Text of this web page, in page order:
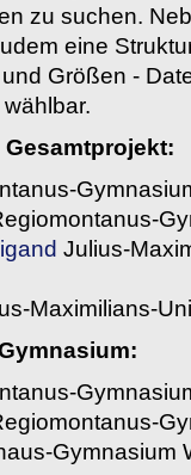
zu suchen.
eine
Größen -
Julius-
Maximilians-
Gymnasium